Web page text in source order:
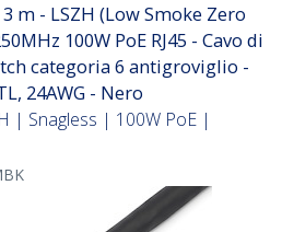
m - LSZH (Low Smoke Zero
100W PoE RJ45 - Cavo di
categoria 6 antigroviglio -
24AWG - Nero
| Snagless | 100W PoE |